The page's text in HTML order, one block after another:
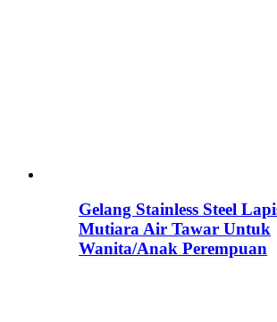
Gelang Stainless Steel
Mutiara Air Tawar Untuk
Wanita/Anak Perempuan